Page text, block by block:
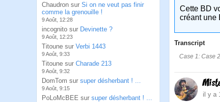
Chaudron sur Si on ne veut pas finir
comme la grenouille !
9 Août, 12:28
incognito sur Devinette ?
9 Août, 12:23
Titoune sur Verbi 1443
9 Août, 9:33
Titoune sur Charade 213
9 Août, 9:32
DomTom sur super désherbant ! ...
9 Août, 9:15
PoLoMcBEE sur super désherbant ! ...
Cette BD
créant une
Transcript
Case 1: Case
il y a